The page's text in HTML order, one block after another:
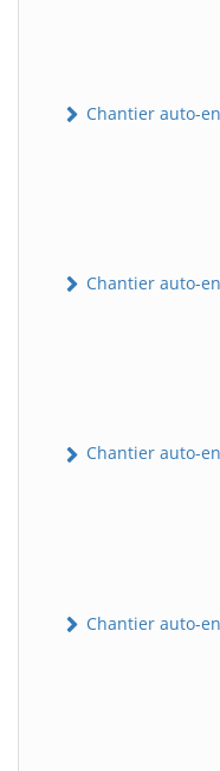
Chantier auto-
Chantier auto-
Chantier auto-
Chantier auto-